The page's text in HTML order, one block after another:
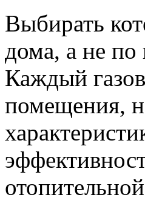
Выбирать
дома, а не
Каждый
помещения,